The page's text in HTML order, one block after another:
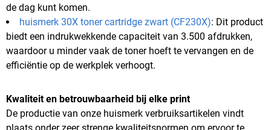
de dag kunt komen.
huismerk 30X toner cartridge zwart (CF230X): Dit product
biedt een indrukwekkende capaciteit van 3.500 afdrukken,
waardoor u minder vaak de toner hoeft te vervangen en de
efficiëntie op de werkplek verhoogt.
Kwaliteit en betrouwbaarheid bij elke print
De productie van onze huismerk verbruiksartikelen vindt